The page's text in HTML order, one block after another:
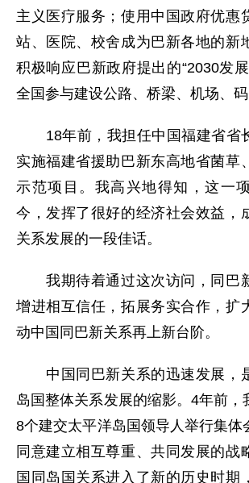
主义医疗服务；使用中国政府优惠
站、医院、校舍成为巴新各地的新
积极响应巴新政府提出的“2030发
全国参与建设公路、桥梁、机场、码
18年前，我担任中国福建省省
实施福建省援助巴新东高地省菌草
示范项目。我高兴地得知，这一
今，发挥了很好的经济社会效益，
关系发展的一段佳话。
我期待着通过这次访问，同巴
增进相互信任，拓展务实合作，扩
动中国同巴新关系再上新台阶。
中国同巴新关系的迅速发展，
岛国整体关系发展的缩影。4年前，
8个建交太平洋岛国领导人举行集体
同意建立相互尊重、共同发展的战
国同岛国关系进入了新的历史时期